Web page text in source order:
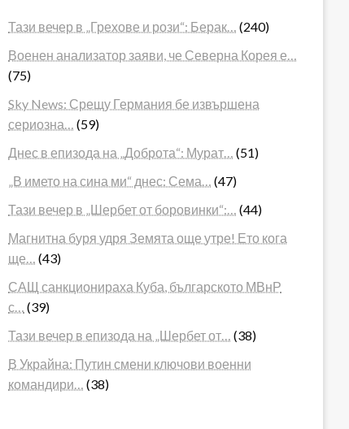
Тази вечер в „Грехове и рози“: Берак…
(240)
Военен анализатор заяви, че Северна Корея е…
(75)
Sky News: Срещу Германия бе извършена
сериозна…
(59)
Днес в епизода на „Доброта“: Мурат…
(51)
„В името на сина ми“ днес: Сема…
(47)
Тази вечер в „Шербет от боровинки“:…
(44)
Магнитна буря удря Земята още утре! Ето кога
ще…
(43)
САЩ санкционираха Куба, българското МВнР
с…
(39)
Тази вечер в епизода на „Шербет от…
(38)
В Украйна: Путин смени ключови военни
командири…
(38)